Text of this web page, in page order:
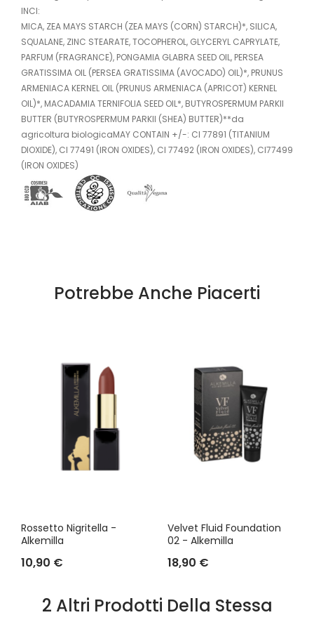
INCI:
MICA, ZEA MAYS STARCH (ZEA MAYS (CORN) STARCH)*, SILICA,
SQUALANE, ZINC STEARATE, TOCOPHEROL, GLYCERYL CAPRYLATE,
PARFUM (FRAGRANCE), PONGAMIA GLABRA SEED OIL, PERSEA
GRATISSIMA OIL (PERSEA GRATISSIMA (AVOCADO) OIL)*, PRUNUS
ARMENIACA KERNEL OIL (PRUNUS ARMENIACA (APRICOT) KERNEL
OIL)*, MACADAMIA TERNIFOLIA SEED OIL*, BUTYROSPERMUM PARKII
BUTTER (BUTYROSPERMUM PARKII (SHEA) BUTTER)**da
agricoltura biologicaMAY CONTAIN +/-: CI 77891 (TITANIUM
DIOXIDE), CI 77491 (IRON OXIDES), CI 77492 (IRON OXIDES), CI77499
(IRON OXIDES)
Potrebbe Anche Piacerti
Rossetto Nigritella -
Alkemilla
10,90 €
Velvet Fluid Foundation
02 - Alkemilla
18,90 €
2 Altri Prodotti Della Stessa